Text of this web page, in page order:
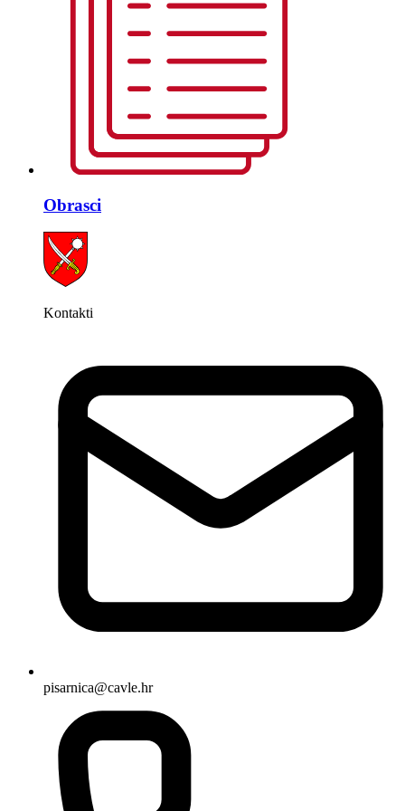
Obrasci
Kontakti
pisarnica@cavle.hr